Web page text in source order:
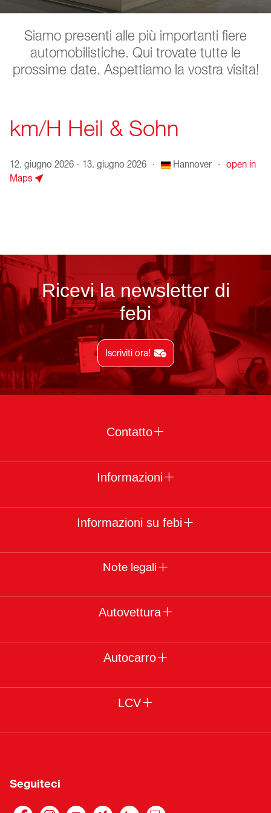
Siamo presenti alle più importanti fiere
automobilistiche. Qui trovate tutte le
prossime date. Aspettiamo la vostra visita!
km/H Heil & Sohn
12. giugno 2026 - 13. giugno 2026 · Hannover ·
open in
Maps
Ricevi la newsletter di
febi
Iscriviti ora!
Contatto
Informazioni
Informazioni su febi
Note legali
Autovettura
Autocarro
LCV
Seguiteci